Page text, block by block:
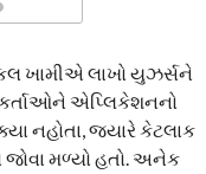
ખામીએ લાખો યુઝર્સને
એપ્લિકેશનનો
નહોતા, જ્યારે કેટલાક
મળ્યો હતો. અનેક